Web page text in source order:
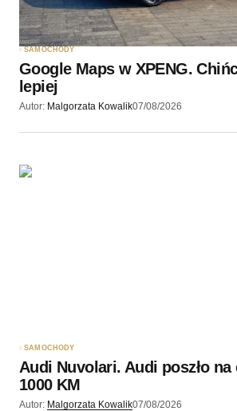
Zapamiętaj moje dane w tej
pisania kolejnych komentarzy.
Wyślij komentarz
SAMOCHODY
Google Maps w XPENG.
lepiej
Autor: Malgorzata Kowalik07/08/2026
SAMOCHODY
Audi Nuvolari. Audi poszło na
1000 KM
Autor: Malgorzata Kowalik07/08/2026